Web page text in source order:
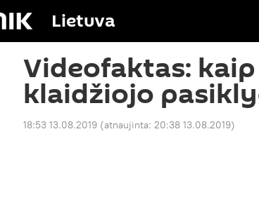
Lietuva
Videofaktas:
klaidžiojo
18:53 13.08.2019 (atnaujinta: 20:38 13.08.2019)